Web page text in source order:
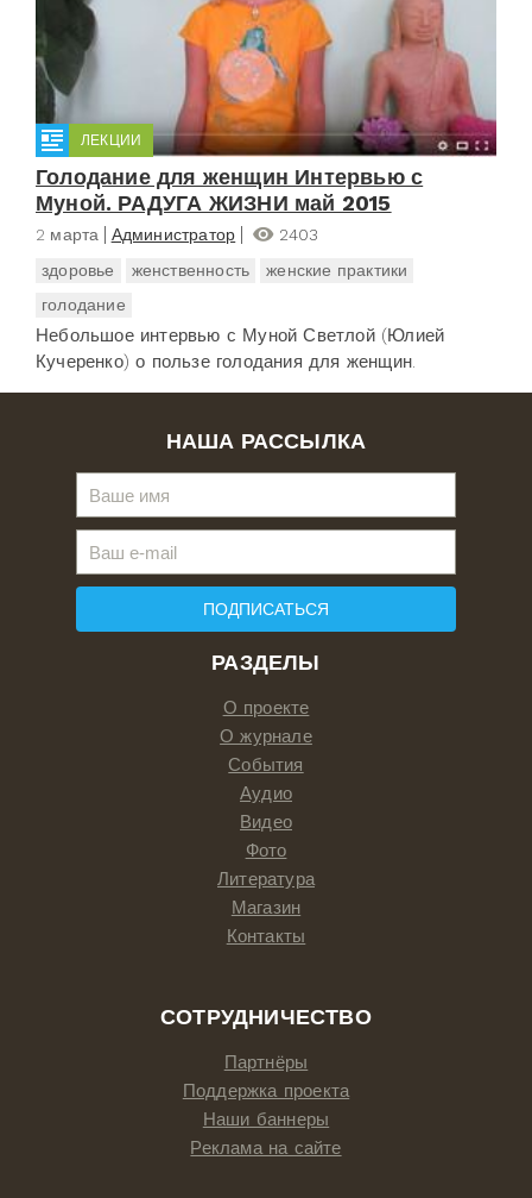
ЛЕКЦИИ
Голодание для женщин Интервью с
Муной. РАДУГА ЖИЗНИ май 2015
2 марта Администратор
2403
здоровье
женственность
женские практики
голодание
Небольшое интервью с Муной Светлой (Юлией
Кучеренко) о пользе голодания для женщин.
РАЗДЕЛЫ
О проекте
О журнале
События
Аудио
Видео
Фото
Литература
Магазин
Контакты
СОТРУДНИЧЕСТВО
Партнёры
Поддержка проекта
Наши баннеры
Реклама на сайте
НАША РАССЫЛКА
ПОДПИСАТЬСЯ